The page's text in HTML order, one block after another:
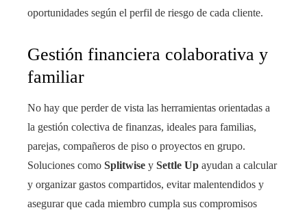
oportunidades según el perfil de riesgo de cada cliente.
Gestión financiera colaborativa y
familiar
No hay que perder de vista las herramientas orientadas a
la gestión colectiva de finanzas, ideales para familias,
parejas, compañeros de piso o proyectos en grupo.
Soluciones como Splitwise y Settle Up ayudan a calcular
y organizar gastos compartidos, evitar malentendidos y
asegurar que cada miembro cumpla sus compromisos